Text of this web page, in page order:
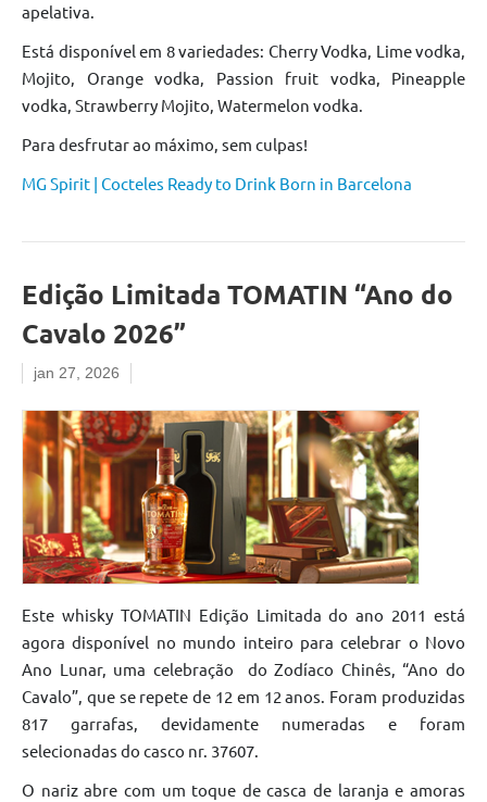
apelativa.
Está disponível em 8 variedades: Cherry Vodka, Lime vodka,
Mojito, Orange vodka, Passion fruit vodka, Pineapple
vodka, Strawberry Mojito, Watermelon vodka.
Para desfrutar ao máximo, sem culpas!
MG Spirit | Cocteles Ready to Drink Born in Barcelona
Edição Limitada TOMATIN “Ano do
Cavalo 2026”
jan 27, 2026
Este whisky TOMATIN Edição Limitada do ano 2011 está
agora disponível no mundo inteiro para celebrar o Novo
Ano Lunar, uma celebração do Zodíaco Chinês, “Ano do
Cavalo”, que se repete de 12 em 12 anos. Foram produzidas
817 garrafas, devidamente numeradas e foram
selecionadas do casco nr. 37607.
O nariz abre com um toque de casca de laranja e amoras